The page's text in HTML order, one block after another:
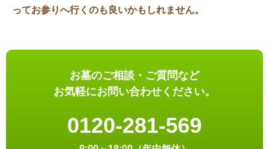
ってお参りへ行くのも良いかもしれません。
お墓のご相談・ご質問など
お気軽にお問い合わせください。
0120-281-569